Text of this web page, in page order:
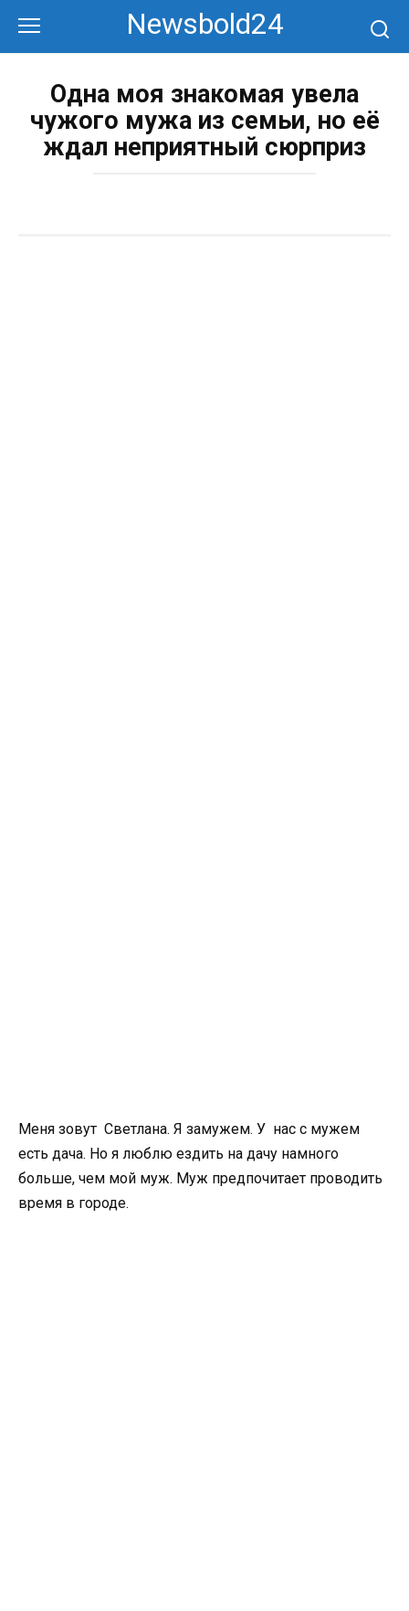
контенту
Newsbold24
Одна моя знакомая увела
чужого мужа из семьи, но её
ждал неприятный сюрприз
Меня зовут Светлана. Я замужем. У нас с мужем
есть дача. Но я люблю ездить на дачу намного
больше, чем мой муж. Муж предпочитает проводить
время в городе.